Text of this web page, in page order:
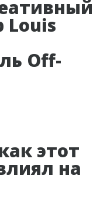
Louis
Off-
этот
на